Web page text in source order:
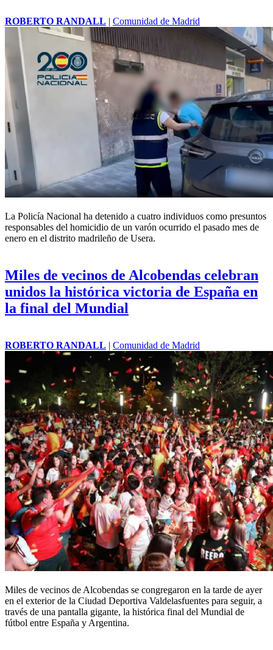
ROBERTO RANDALL | Comunidad de Madrid
La Policía Nacional ha detenido a cuatro individuos como presuntos
responsables del homicidio de un varón ocurrido el pasado mes de
enero en el distrito madrileño de Usera.
Miles de vecinos de Alcobendas celebran
unidos la histórica victoria de España en
la final del Mundial
ROBERTO RANDALL | Comunidad de Madrid
Miles de vecinos de Alcobendas se congregaron en la tarde de ayer
en el exterior de la Ciudad Deportiva Valdelasfuentes para seguir, a
través de una pantalla gigante, la histórica final del Mundial de
fútbol entre España y Argentina.